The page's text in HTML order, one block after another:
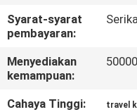
PRIVACY
POLICY
Syarat-syarat
pembayaran:
Menyediakan
kemampuan:
Cahaya Tinggi: travel